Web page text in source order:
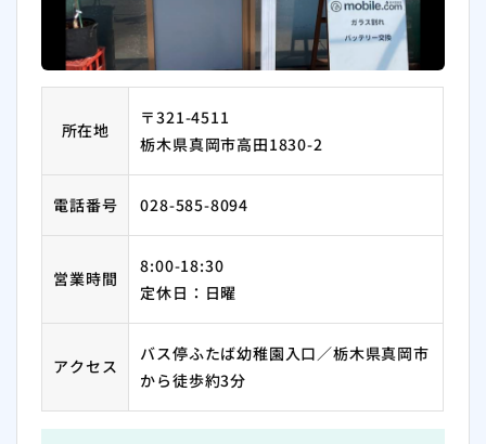
所在地
〒321-4511
栃木県真岡市高田1830-2
電話番号 028-585-8094
営業時間
8:00-18:30
定休日：日曜
アクセス
バス停ふたば幼稚園入口／栃木県真岡市
から徒歩約3分